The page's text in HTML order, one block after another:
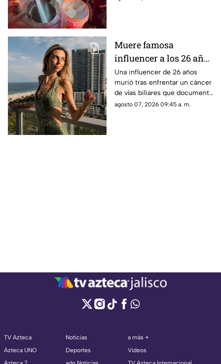
Muere famosa
influencer a los 26 años
tras luchar contra el
cáncer; esto sabemos
Una influencer de 26 años
murió tras enfrentar un cáncer
de vías biliares que documentó
en redes sociales; su familia
agosto 07, 2026 09:45 a. m.
TV Azteca
Azteca UNO
Noticias
Deportes
a más +
Videos